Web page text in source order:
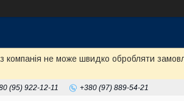
компанія не може швидко обробляти
(95) 922-12-11 +380 (97) 889-54-21